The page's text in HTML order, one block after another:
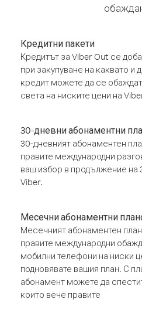
Кредитни пакети
Кредитът за Viber Out се
при закупуване на каквато и
кредит можете да се
света на ниските цени на
30-дневни абонаментни
30-дневният абонаментен
правите международни
ваш избор в продължение на
Viber.
Месечни абонаментни
Месечният абонаментен
правите международни
мобилни телефони на ниски
подновявате вашия план. С
абонамент можете да
които вече правите